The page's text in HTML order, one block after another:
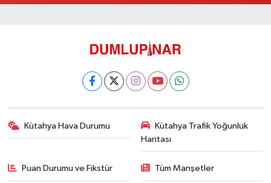
Kütahya Hava Durumu
Kütahya Trafik Yoğunluk
Haritası
Puan Durumu ve Fikstür Tüm Manşetler